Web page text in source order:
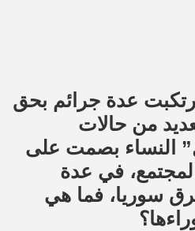
ارتكبت عدة جرائم بحق
من حالات
النساء بصمت على
في عدة
سوريا، فما هي